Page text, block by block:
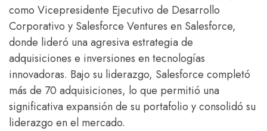
como Vicepresidente Ejecutivo de Desarrollo
Corporativo y Salesforce Ventures en Salesforce,
donde lideró una agresiva estrategia de
adquisiciones e inversiones en tecnologías
innovadoras. Bajo su liderazgo, Salesforce completó
más de 70 adquisiciones, lo que permitió una
significativa expansión de su portafolio y consolidó su
liderazgo en el mercado.